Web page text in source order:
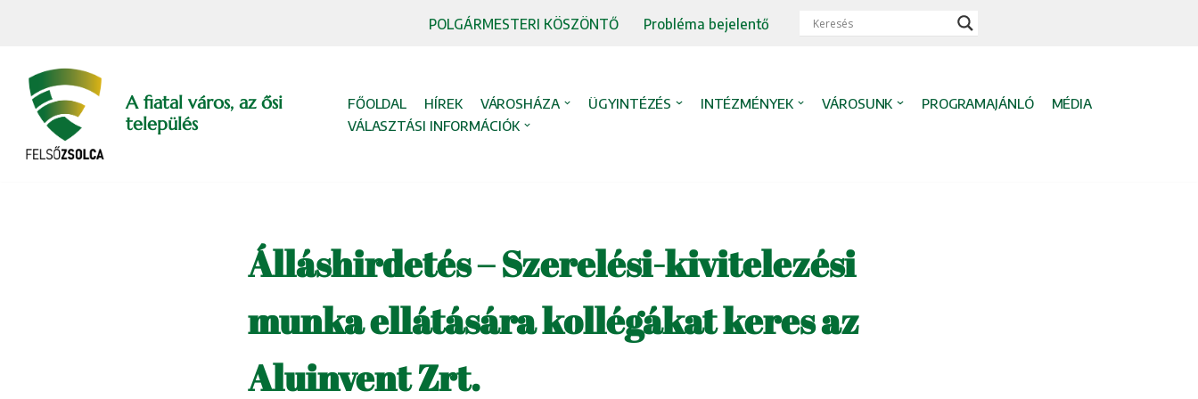
content
POLGÁRMESTERI KÖSZÖNTŐ Probléma bejelentő
A fiatal város, az ősi
település
FŐOLDAL HÍREK VÁROSHÁZA ÜGYINTÉZÉS INTÉZMÉNYEK VÁROSUNK PROGRAMAJÁNLÓ
MÉDIA
VÁLASZTÁSI INFORMÁCIÓK
Álláshirdetés – Szerelési-kivitelezési
munka ellátására kollégákat keres az
Aluinvent Zrt.